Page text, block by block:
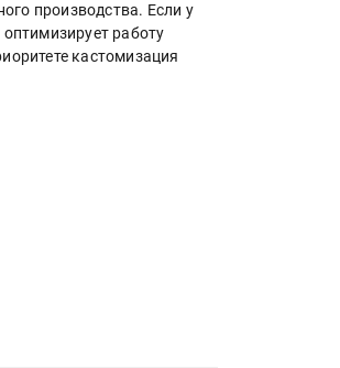
производства. Если у
работу
кастомизация